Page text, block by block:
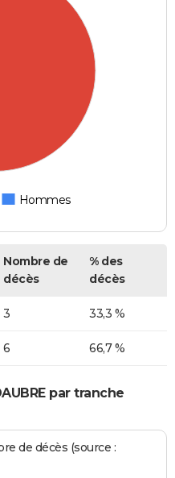
Hommes
Nombre de
décès
% des
décès
3 33,3 %
6 66,7 %
par tranche
de décès (source :